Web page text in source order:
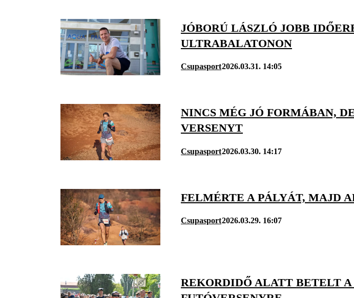
JÓBORÚ LÁSZLÓ JOBB
ULTRABALATONON
Csupasport2026.03.31. 14:05
NINCS MÉG JÓ FORMÁBAN,
VERSENYT
Csupasport2026.03.30. 14:17
FELMÉRTE A PÁLYÁT, MAJD
Csupasport2026.03.29. 16:07
REKORDIDŐ ALATT BETELT